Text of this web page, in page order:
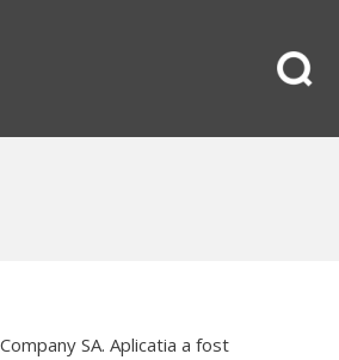
SA. Aplicatia a fost